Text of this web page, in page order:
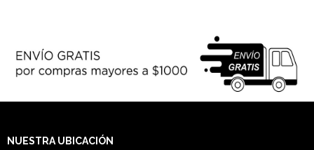
NUESTRAUBICACIÓN